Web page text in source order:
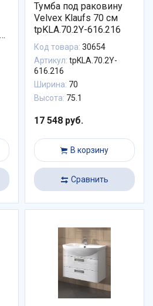
Тумба под раковину
Velvex Klaufs 70 см
tpKLA.70.2Y-616.216
Код товара: 30654
Артикул: tpKLA.70.2Y-
616.216
Ширина: 70
Высота: 75.1
17 548 руб.
В корзину
Сравнить